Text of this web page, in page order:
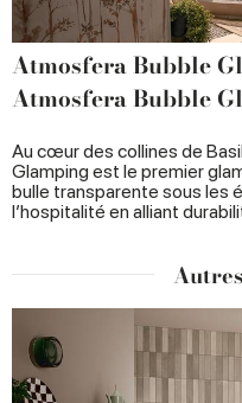
Atmosfera Bubble
Atmosfera Bubble
Au cœur des collines de
Glamping est le premier
bulle transparente sous les
l’hospitalité en alliant